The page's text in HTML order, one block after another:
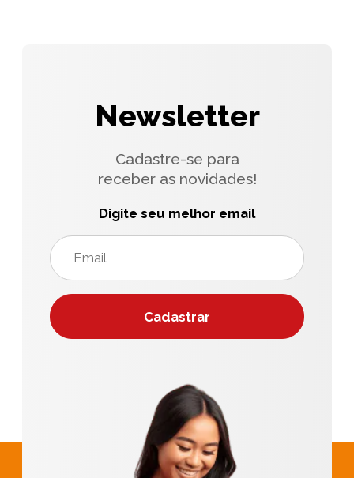
Newsletter
Cadastre-se para
receber as novidades!
Digite seu melhor email